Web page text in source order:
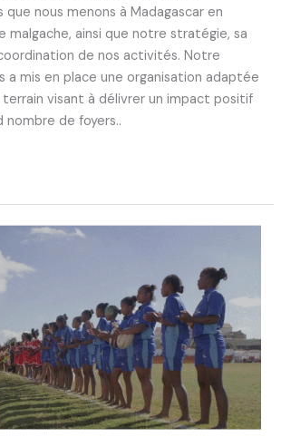
nous menons à Madagascar en
malgache, ainsi que notre stratégie, sa
de nos activités. Notre
a mis en place une organisation adaptée
visant à délivrer un impact positif
nombre de foyers..